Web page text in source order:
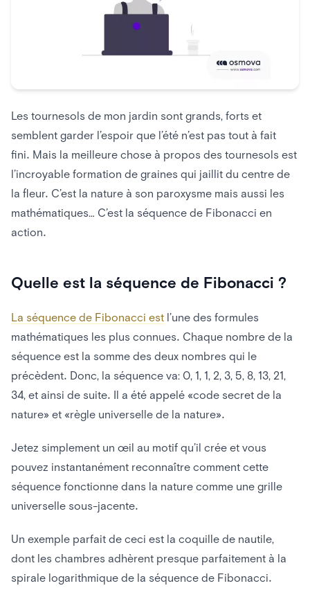
Les tournesols de mon jardin sont grands, forts et
semblent garder l’espoir que l’été n’est pas tout à fait
fini. Mais la meilleure chose à propos des tournesols est
l’incroyable formation de graines qui jaillit du centre de
la fleur. C’est la nature à son paroxysme mais aussi les
mathématiques… C’est la séquence de Fibonacci en
action.
Quelle est la séquence de Fibonacci ?
La séquence de Fibonacci est l’une des formules
mathématiques les plus connues. Chaque nombre de la
séquence est la somme des deux nombres qui le
précèdent. Donc, la séquence va: 0, 1, 1, 2, 3, 5, 8, 13, 21,
34, et ainsi de suite. Il a été appelé «code secret de la
nature» et «règle universelle de la nature».
Jetez simplement un œil au motif qu’il crée et vous
pouvez instantanément reconnaître comment cette
séquence fonctionne dans la nature comme une grille
universelle sous-jacente.
Un exemple parfait de ceci est la coquille de nautile,
dont les chambres adhèrent presque parfaitement à la
spirale logarithmique de la séquence de Fibonacci.